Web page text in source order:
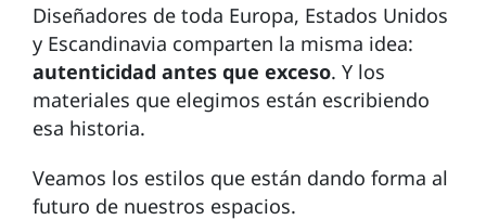
Diseñadores de toda Europa, Estados Unidos
y Escandinavia comparten la misma idea:
autenticidad antes que exceso. Y los
materiales que elegimos están escribiendo
esa historia.
Veamos los estilos que están dando forma al
futuro de nuestros espacios.